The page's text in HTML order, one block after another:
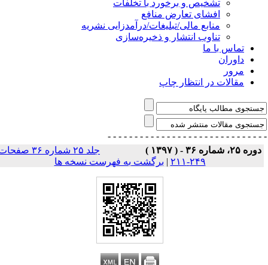
تشخیص و برخورد با تخلفات
افشای تعارض منافع
منابع مالی/تبلیغات/درآمدزایی نشریه
تناوب انتشار و ذخیره‌سازی
تماس با ما
داوران
مرور
مقالات در انتظار چاپ
- - - - - - - - - - - - -
- - - - - - - - - - - - - - -
دوره ۲۵، شماره ۳۶ - ( ۱۳۹۷ )
جلد ۲۵ شماره ۳۶ صفحات
۲۴۹-۲۱۱
|برگشت به فهرست نسخه ها